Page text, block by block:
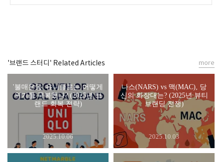
'브랜드 스터디' Related Articles
'불매운동' 유니클로는 어떻게
위기를 극복했나? (2025년 브
랜드 회복 전략)
2025.10.06
나스(NARS) vs 맥(MAC), 당
신의 화장대는? (2025년 뷰티
브랜딩 전쟁)
2025.10.03
more